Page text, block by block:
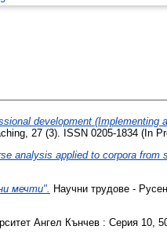
development (Implementing
27 (3). ISSN 0205-1834 (In
analysis applied to corpora from
мечти". Научни трудове -
Ангел Кънчев : Серия 10,